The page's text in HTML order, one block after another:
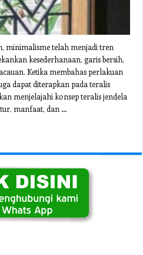
minimalisme telah menjadi tren
kesederhanaan, garis bersih,
Ketika membahas perlakuan
dapat diterapkan pada teralis
menjelajahi konsep teralis jendela
manfaat, dan …